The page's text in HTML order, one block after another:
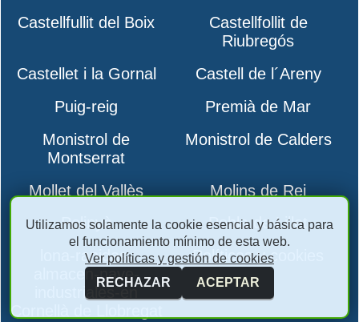
Castellfullit del Boix
Castellfollit de
Riubregós
Castellet i la Gornal
Castell de l´Areny
Puig-reig
Premià de Mar
Monistrol de
Montserrat
Monistrol de Calders
Mollet del Vallès
Molins de Rei
Polinyà
Pobla de Lillet
lona-rapidas-
almacen-nave-
industriales-en
Cornellà de Llobregat
Políticas y cookies
Utilizamos solamente la cookie esencial y básica para
el funcionamiento mínimo de esta web.
Ver políticas y gestión de cookies
RECHAZAR
ACEPTAR